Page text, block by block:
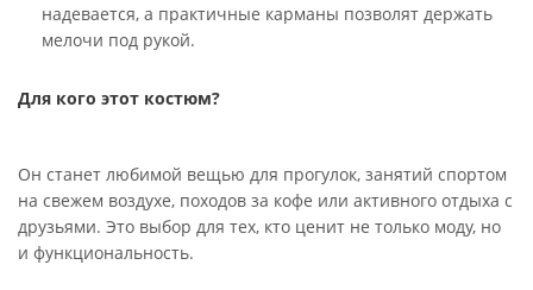
надевается, а практичные карманы позволят держать
мелочи под рукой.
Для кого этот костюм?
Он станет любимой вещью для прогулок, занятий спортом
на свежем воздухе, походов за кофе или активного отдыха с
друзьями. Это выбор для тех, кто ценит не только моду, но
и функциональность.